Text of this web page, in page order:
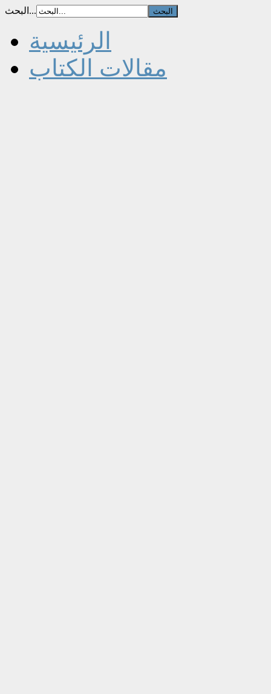
البحث...
الرئيسية
مقالات الكتاب